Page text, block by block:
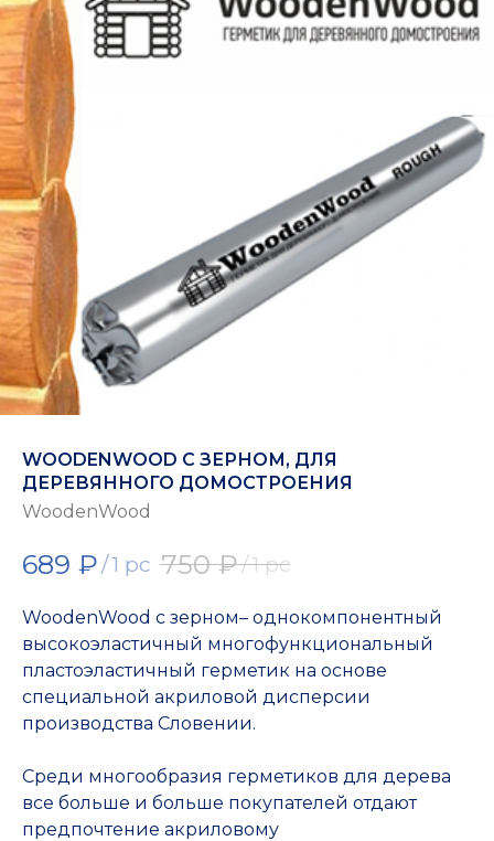
WOODENWOOD С ЗЕРНОМ, ДЛЯ
ДЕРЕВЯННОГО ДОМОСТРОЕНИЯ
WoodenWood
689 ₽/1 pc 750 ₽/1 pc
WoodenWood с зерном– однокомпонентный
высокоэластичный многофункциональный
пластоэластичный герметик на основе
специальной акриловой дисперсии
производства Словении.
Среди многообразия герметиков для дерева
все больше и больше покупателей отдают
предпочтение акриловому